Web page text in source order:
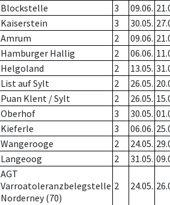
Blockstelle 3 09.06.
Kaiserstein 3 30.05.
Amrum 2 09.06.
Hamburger Hallig 2 06.06.
Helgoland 2 13.05.
List auf Sylt 2 26.05.
Puan Klent / Sylt 2 26.05.
Oberhof 3 30.05.
Kieferle 3 06.06.
Wangerooge 2 24.05.
Langeoog 2 31.05.
AGT
Varroatoleranzbelegstelle
Norderney (70)
2 24.05.